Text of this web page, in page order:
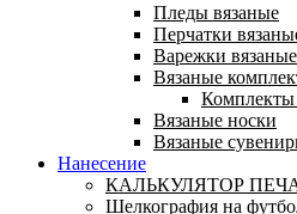
Пледы вязаные
Перчатки
Варежки вязаные
Вязаные
Вязаные носки
Вязаные
Нанесение
КАЛЬКУЛЯТОР
Шелкография на